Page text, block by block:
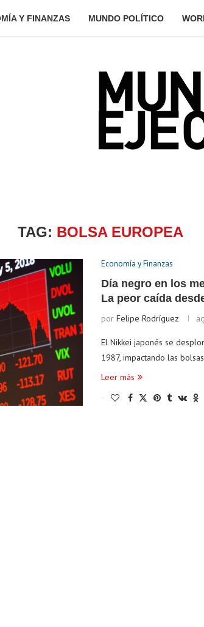
Y FINANZAS MUNDO POLÍTICO
TAG: BOLSA EUROPEA
Economía y Finanzas
Día negro en los
La peor caída
por Felipe Rodríguez
El Nikkei japonés se
1987, impactando las
Leer más